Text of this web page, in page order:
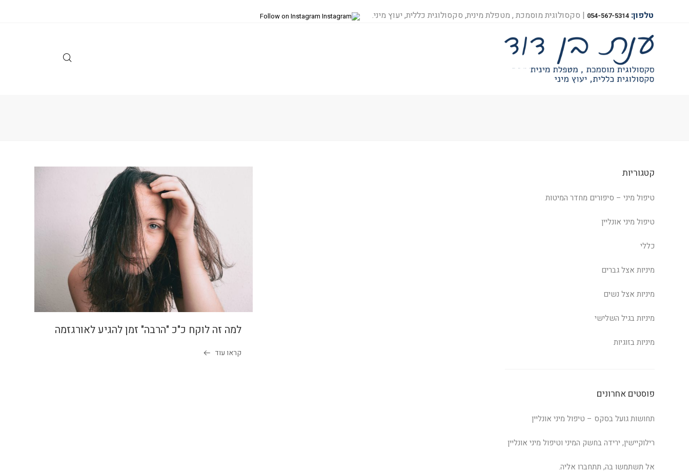
טלפון: 054-567-5314 | סקסולוגית מוסמכת , מטפלת מינית, סקסולוגית כללית, יעוץ מיני. Follow on Instagram
למה זה לוקח כ"כ "הרבה" זמן להגיע לאורגזמה
קראו עוד
קטגוריות
טיפול מיני – סיפורים מחדר המיטות
טיפול מיני אונליין
כללי
מיניות אצל גברים
מיניות אצל נשים
מיניות בגיל השלישי
מיניות בזוגיות
פוסטים אחרונים
תחושות גועל בסקס – טיפול מיני אונליין
רילוקיישין, ירידה בחשק המיני וטיפול מיני אונליין
אל תשתמשו בה, תתחברו אליה.